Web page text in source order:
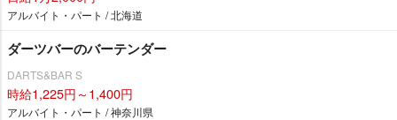
アルバイト・パート / 北海道
ダーツバーのバーテンダー
DARTS&BAR S
時給1,225円～1,400円
アルバイト・パート / 神奈川県